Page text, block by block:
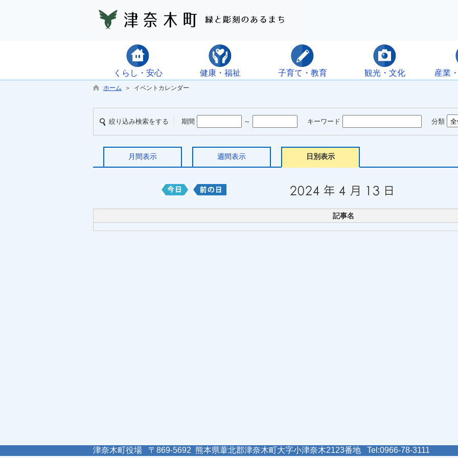
くらし・安心 健康・福祉 子育て・教育 観光・文化 産業
ホーム ＞ イベントカレンダー
絞り込み検索をする 期間 ～ キーワード 分類
月間表示 週間表示 日別表示
記事名
津奈木町役場 〒869-5692 熊本県葦北郡津奈木町大字小津奈木2123番地 Tel:0966-78-3111